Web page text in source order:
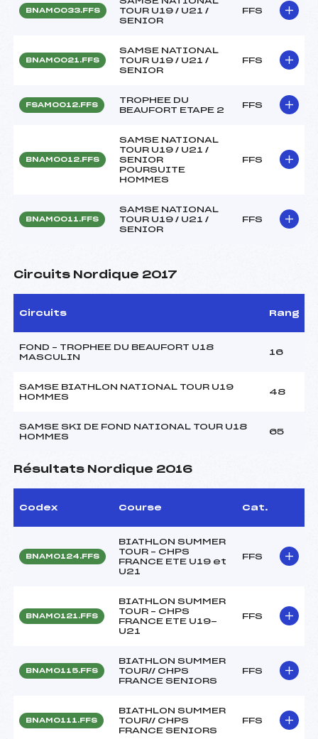
BNAM0033.FFS
TOUR U19 / U21 /
SENIOR
FFS
BNAM0021.FFS
SAMSE NATIONAL
TOUR U19 / U21 /
SENIOR
FFS
FSAM0012.FFS
TROPHEE DU
BEAUFORT ETAPE 2
FFS
BNAM0012.FFS
SAMSE NATIONAL
TOUR U19 / U21 /
SENIOR
POURSUITE
HOMMES
FFS
BNAM0011.FFS
SAMSE NATIONAL
TOUR U19 / U21 /
SENIOR
FFS
Circuits Nordique 2017
Circuits Rang
FOND – TROPHEE DU BEAUFORT U18
MASCULIN
16
SAMSE BIATHLON NATIONAL TOUR U19
HOMMES
48
SAMSE SKI DE FOND NATIONAL TOUR U18
HOMMES
65
Résultats Nordique 2016
Codex Course Cat.
BNAM0124.FFS
BIATHLON SUMMER
TOUR – CHPS
FRANCE ETE U19 et
U21
FFS
BNAM0121.FFS
BIATHLON SUMMER
TOUR – CHPS
FRANCE ETE U19-
U21
FFS
BNAM0115.FFS
BIATHLON SUMMER
TOUR// CHPS
FRANCE SENIORS
FFS
BNAM0111.FFS
BIATHLON SUMMER
TOUR// CHPS
FRANCE SENIORS
FFS